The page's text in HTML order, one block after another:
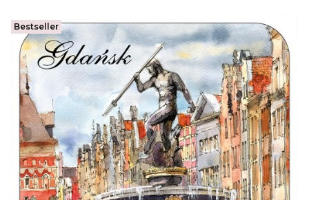
Bestseller